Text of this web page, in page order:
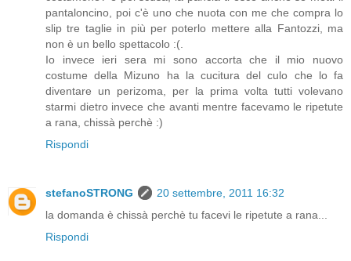
pantaloncino, poi c'è uno che nuota con me che compra lo
slip tre taglie in più per poterlo mettere alla Fantozzi, ma
non è un bello spettacolo :(.
Io invece ieri sera mi sono accorta che il mio nuovo
costume della Mizuno ha la cucitura del culo che lo fa
diventare un perizoma, per la prima volta tutti volevano
starmi dietro invece che avanti mentre facevamo le ripetute
a rana, chissà perchè :)
Rispondi
stefanoSTRONG
20 settembre, 2011 16:32
la domanda è chissà perchè tu facevi le ripetute a rana...
Rispondi